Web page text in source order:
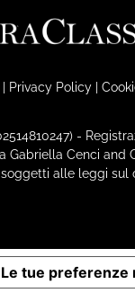
| Privacy Policy|
-
Gabriella Cenci and
alle leggi
Le tue preferenze